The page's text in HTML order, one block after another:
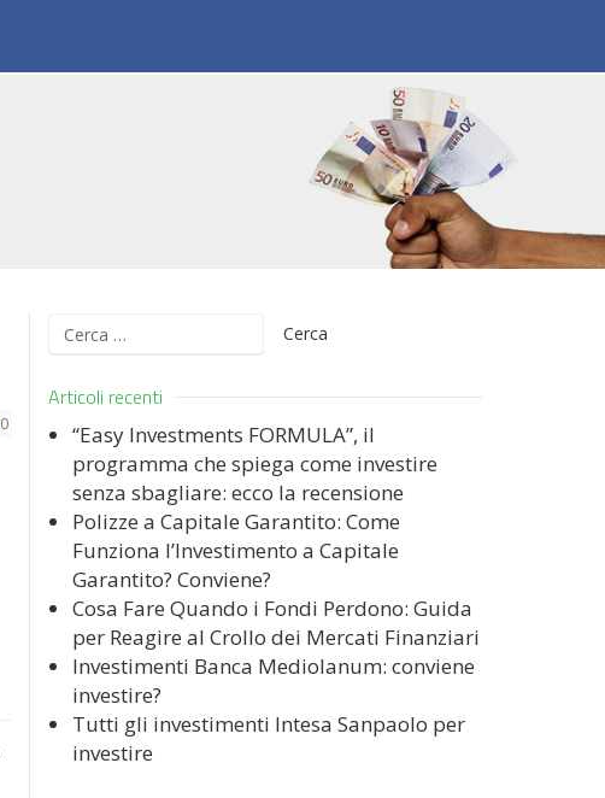
0
Ricerca
Articoli recenti
“Easy Investments FORMULA”, il
programma che spiega come investire
senza sbagliare: ecco la recensione
Polizze a Capitale Garantito: Come
Funziona l’Investimento a Capitale
Garantito? Conviene?
Cosa Fare Quando i Fondi Perdono: Guida
per Reagire al Crollo dei Mercati Finanziari
Investimenti Banca Mediolanum: conviene
investire?
Tutti gli investimenti Intesa Sanpaolo per
investire